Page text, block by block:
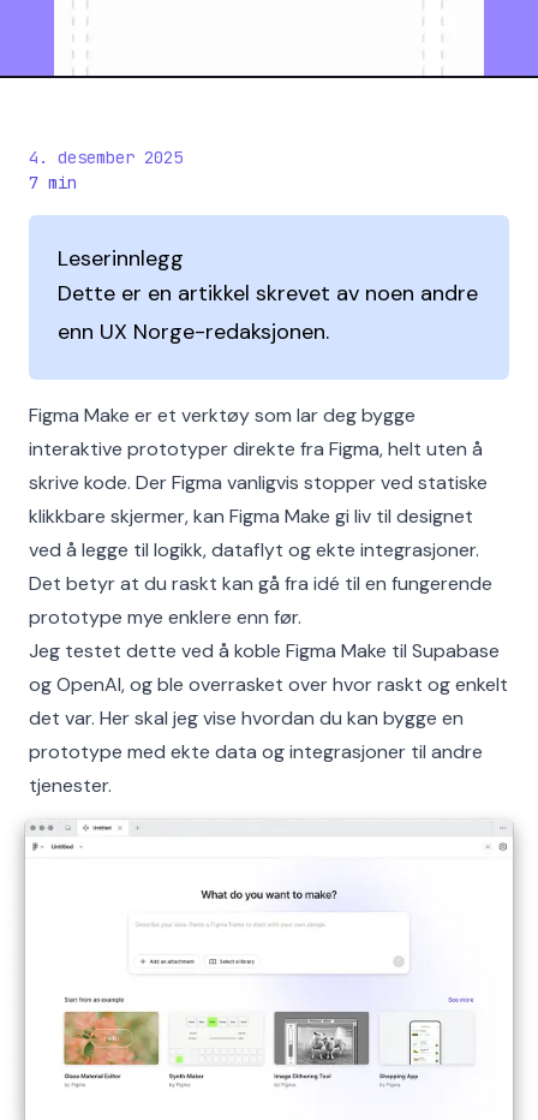
4. desember 2025
7 min
Leserinnlegg
Dette er en artikkel skrevet av noen andre
enn UX Norge-redaksjonen.
Figma Make er et verktøy som lar deg bygge
interaktive prototyper direkte fra Figma, helt uten å
skrive kode. Der Figma vanligvis stopper ved statiske
klikkbare skjermer, kan Figma Make gi liv til designet
ved å legge til logikk, dataflyt og ekte integrasjoner.
Det betyr at du raskt kan gå fra idé til en fungerende
prototype mye enklere enn før.
Jeg testet dette ved å koble Figma Make til Supabase
og OpenAI, og ble overrasket over hvor raskt og enkelt
det var. Her skal jeg vise hvordan du kan bygge en
prototype med ekte data og integrasjoner til andre
tjenester.